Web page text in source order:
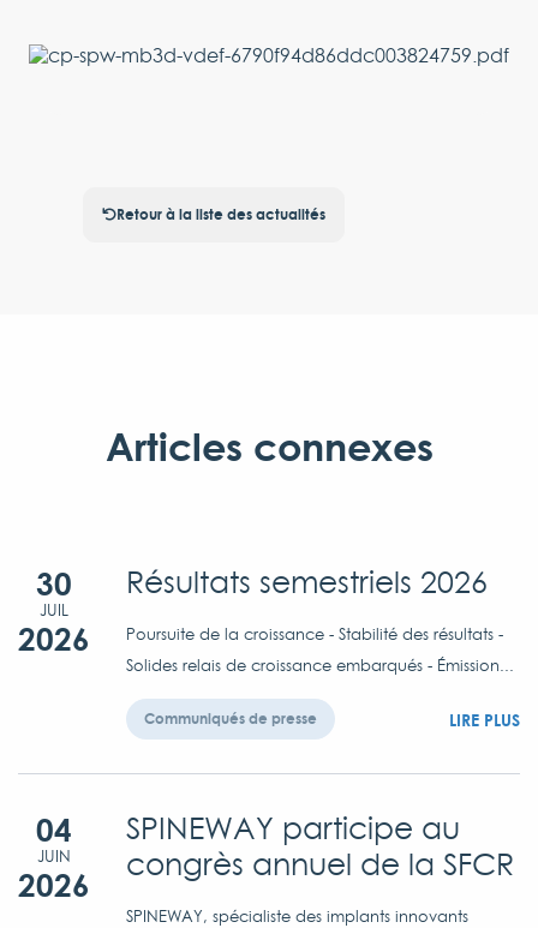
Retour à la liste des actualités
Articles connexes
30
JUIL
2026
Résultats semestriels 2026
Poursuite de la croissance - Stabilité des résultats -
Solides relais de croissance embarqués - Émission...
Communiqués de presse LIRE PLUS
04
JUIN
2026
SPINEWAY participe au
congrès annuel de la SFCR
SPINEWAY, spécialiste des implants innovants